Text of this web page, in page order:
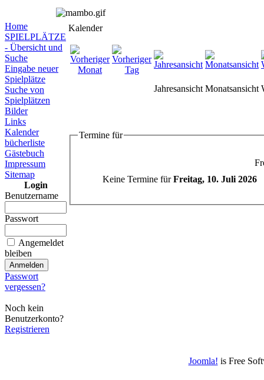
Home
SPIELPLÄTZE
- Übersicht und
Suche
Eingabe neuer
Spielplätze
Suche von
Spielplätzen
Bilder
Links
Kalender
bücherliste
Gästebuch
Impressum
Sitemap
Login
Benutzername
Passwort
Angemeldet
bleiben
Passwort
vergessen?
Noch kein
Benutzerkonto?
Registrieren
Kalender
Jahresansicht Monatsansicht
Termine für
Keine Termine fürFreitag, 10. Juli 2026
Joomla! is Free